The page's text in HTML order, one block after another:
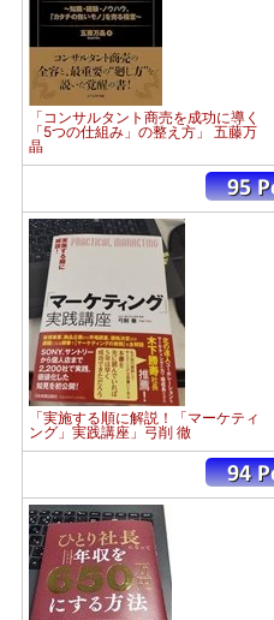
「コンサルタント商売を成功に導く
「5つの仕組み」の整え方」 五藤万
晶
「実施する順に解説！「マーケティ
ング」実践講座」弓削 徹